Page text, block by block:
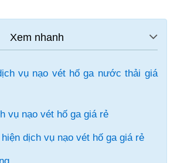
vụ nạo vét hố ga nước thải giá
vụ nạo vét hố ga giá rẻ
dịch vụ nạo vét hố ga giá rẻ